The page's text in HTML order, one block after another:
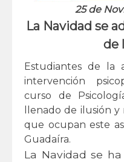
25 de
La Navidad se
de
Estudiantes de la
intervención
curso de
llenado de ilusión y
que ocupan este
Guadaíra.
La Navidad se